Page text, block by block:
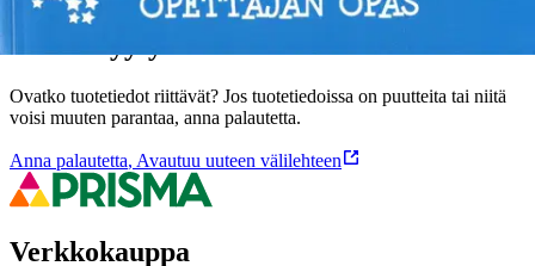
Oletko tyytyväinen tuotetietoihin?
Ovatko tuotetiedot riittävät? Jos tuotetiedoissa on puutteita tai niitä
voisi muuten parantaa, anna palautetta.
Anna palautetta, Avautuu uuteen välilehteen
Verkkokauppa